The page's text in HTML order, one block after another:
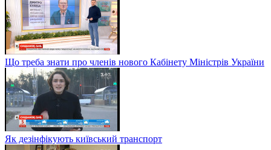
Що треба знати про членів нового Кабінету Міністрів України
Як дезінфікують київський транспорт